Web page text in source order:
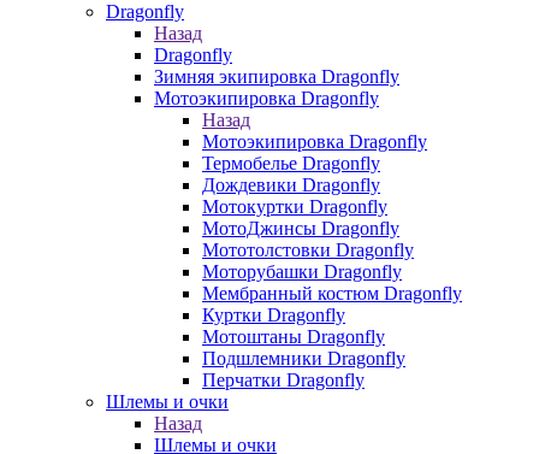
Dragonfly
Назад
Dragonfly
Зимняя экипировка Dragonfly
Мотоэкипировка Dragonfly
Назад
Мотоэкипировка Dragonfly
Термобелье Dragonfly
Дождевики Dragonfly
Мотокуртки Dragonfly
МотоДжинсы Dragonfly
Мототолстовки Dragonfly
Моторубашки Dragonfly
Мембранный костюм Dragonfly
Куртки Dragonfly
Мотоштаны Dragonfly
Подшлемники Dragonfly
Перчатки Dragonfly
Шлемы и очки
Назад
Шлемы и очки